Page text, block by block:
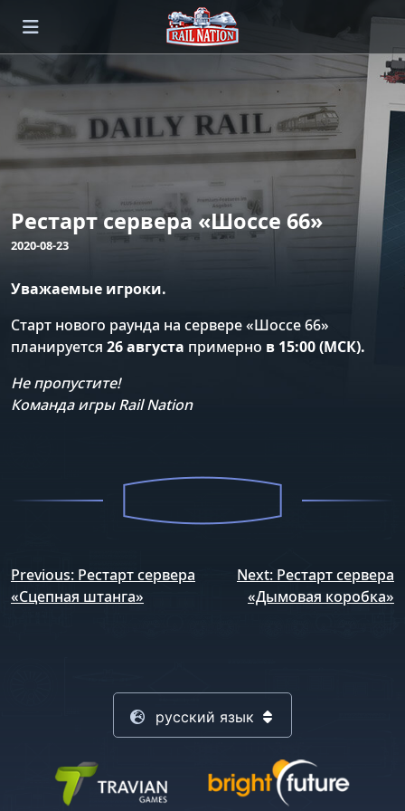
Рестарт сервера «Шоссе 66»
2020-08-23
Уважаемые игроки.
Старт нового раунда на сервере «Шоссе 66»
планируется 26 августа примерно в 15:00 (МСК).
Не пропустите!
Команда игры Rail Nation
Навигация
по
Previous: Рестарт сервера
«Сцепная штанга»
Next: Рестарт сервера
«Дымовая коробка»
русский язык